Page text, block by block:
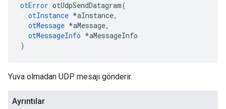
otError otUdpSendDatagram(
otInstance *aInstance,
otMessage *aMessage,
otMessageInfo *aMessageInfo
)
Yuva olmadan UDP mesajı gönderir.
Ayrıntılar